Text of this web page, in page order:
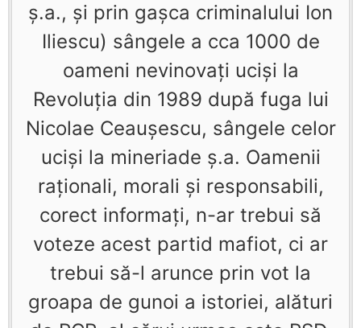
ş.a., şi prin gaşca criminalului Ion
Iliescu) sângele a cca 1000 de
oameni nevinovaţi ucişi la
Revoluţia din 1989 după fuga lui
Nicolae Ceauşescu, sângele celor
ucişi la mineriade ş.a. Oamenii
raţionali, morali şi responsabili,
corect informaţi, n-ar trebui să
voteze acest partid mafiot, ci ar
trebui să-l arunce prin vot la
groapa de gunoi a istoriei, alături